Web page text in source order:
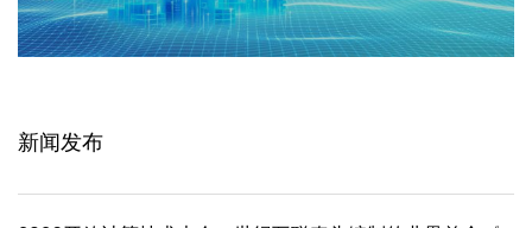
新闻发布